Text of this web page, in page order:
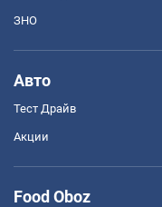
ЗНО
Авто
Тест Драйв
Акции
Food Oboz